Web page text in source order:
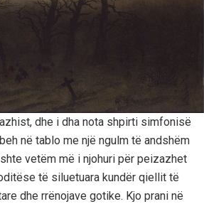
dhe i dha nota shpirti simfonisë
në tablo me një ngulm të andshëm
vetëm më i njohuri për peizazhet
të siluetuara kundër qiellit të
dhe rrënojave gotike. Kjo prani në